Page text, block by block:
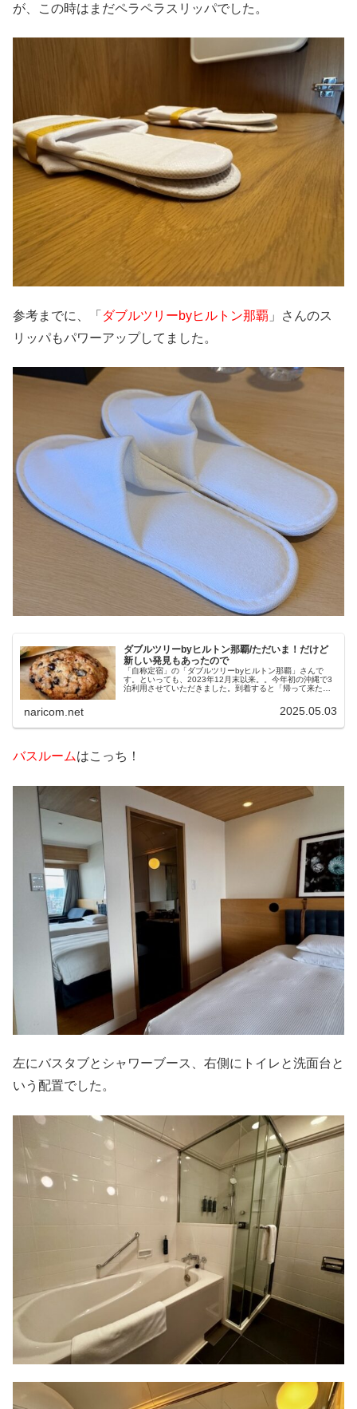
が、この時はまだペラペラスリッパでした。
参考までに、「 ダブルツリーbyヒルトン那覇 」さんのス
リッパもパワーアップしてました。
ダブルツリーbyヒルトン那覇/ただいま！だけど
新しい発見もあったので
「自称定宿」の「ダブルツリーbyヒルトン那覇」さんで
す。といっても、2023年12月末以来。。今年初の沖縄で3
泊利用させていただきました。到着すると「帰って来た
事をアップしているので、今さら感なきにしもあらずです
が、朝食がパワーアップしてたり、ジムが出来てたり、
naricom.net 2025.05.03
バスルームはこっち！
左にバスタブとシャワーブース、右側にトイレと洗面台と
いう配置でした。